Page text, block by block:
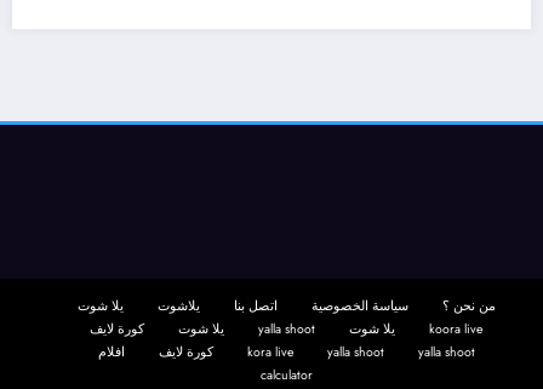
من نحن ؟ سياسة الخصوصية اتصل بنا يلاشوت
يلا شوت
koora live
يلا شوت yalla shoot يلا شوت
كورة لايف
yalla shoot
yalla shoot
kora live كورة لايف
افلام
calculator